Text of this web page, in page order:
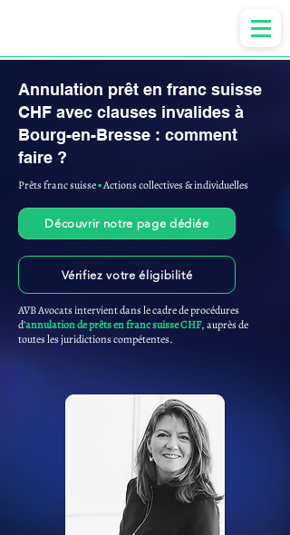
Annulation prêt en franc suisse
CHF avec clauses invalides à
Bourg-en-Bresse : comment
faire ?
Prêts franc suisse▪︎Actions collectives & individuelles
Découvrir notre page dédiée
Vérifiez votre éligibilité
AVB Avocats intervient dans le cadre de procédures
d'annulation de prêts en franc suisse CHF, auprès de
toutes les juridictions compétentes.